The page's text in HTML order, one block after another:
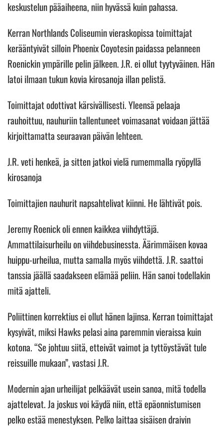
keskustelun pääaiheena, niin hyvässä kuin pahassa.
Kerran Northlands Coliseumin vieraskopissa toimittajat
kerääntyivät silloin Phoenix Coyotesin paidassa pelanneen
Roenickin ympärille pelin jälkeen. J.R. ei ollut tyytyväinen. Hän
latoi ilmaan tukun kovia kirosanoja illan pelistä.
Toimittajat odottivat kärsivällisesti. Yleensä pelaaja
rauhoittuu, nauhuriin tallentuneet voimasanat voidaan jättää
kirjoittamatta seuraavan päivän lehteen.
J.R. veti henkeä, ja sitten jatkoi vielä rumemmalla ryöpyllä
kirosanoja
Toimittajien nauhurit napsahtelivat kiinni. He lähtivät pois.
Jeremy Roenick oli ennen kaikkea viihdyttäjä.
Ammattilaisurheilu on viihdebusinessta. Äärimmäisen kovaa
huippu-urheilua, mutta samalla myös viihdettä. J.R. saattoi
tanssia jäällä saadakseen elämää peliin. Hän sanoi todellakin
mitä ajatteli.
Poliittinen korrektius ei ollut hänen lajinsa. Kerran toimittajat
kysyivät, miksi Hawks pelasi aina paremmin vieraissa kuin
kotona. “Se johtuu siitä, etteivät vaimot ja tyttöystävät tule
reissuille mukaan”, vastasi J.R.
Modernin ajan urheilijat pelkäävät usein sanoa, mitä todella
ajattelevat. Ja joskus voi käydä niin, että epäonnistumisen
pelko estää menestyksen. Pelko laittaa sisäisen draivin